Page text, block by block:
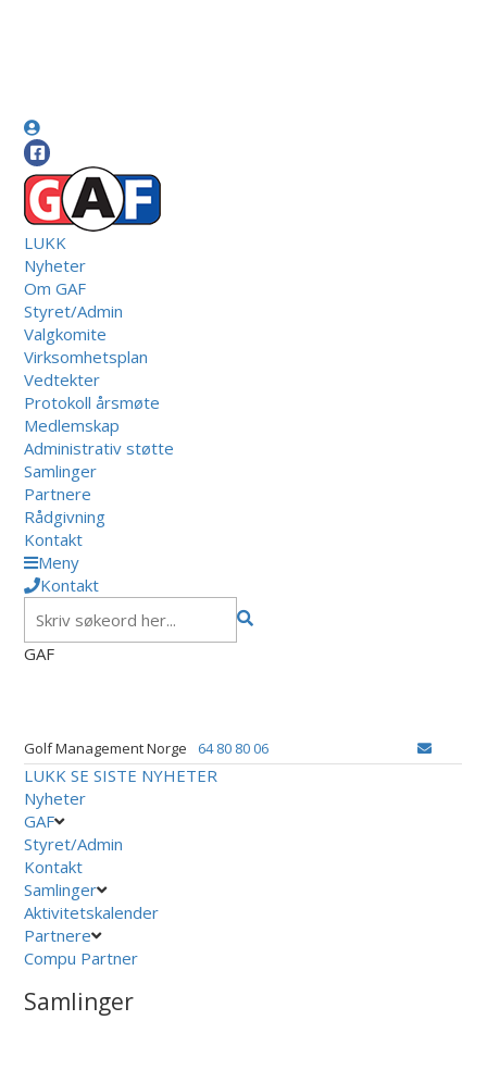
LUKK
Nyheter
Om GAF
Styret/Admin
Valgkomite
Virksomhetsplan
Vedtekter
Protokoll årsmøte
Medlemskap
Administrativ støtte
Samlinger
Partnere
Rådgivning
Kontakt
Meny
Kontakt
GAF
Golf Management Norge 64 80 80 06
LUKK SE SISTE NYHETER
Nyheter
GAF
Styret/Admin
Kontakt
Samlinger
Aktivitetskalender
Partnere
Compu Partner
Samlinger